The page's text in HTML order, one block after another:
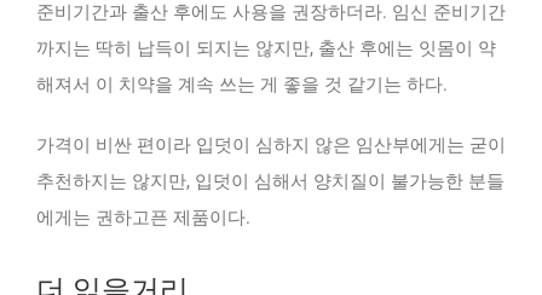
준비기간과 출산 후에도 사용을 권장하더라. 임신 준비기간
까지는 딱히 납득이 되지는 않지만, 출산 후에는 잇몸이 약
해져서 이 치약을 계속 쓰는 게 좋을 것 같기는 하다.
가격이 비싼 편이라 입덧이 심하지 않은 임산부에게는 굳이
추천하지는 않지만, 입덧이 심해서 양치질이 불가능한 분들
에게는 권하고픈 제품이다.